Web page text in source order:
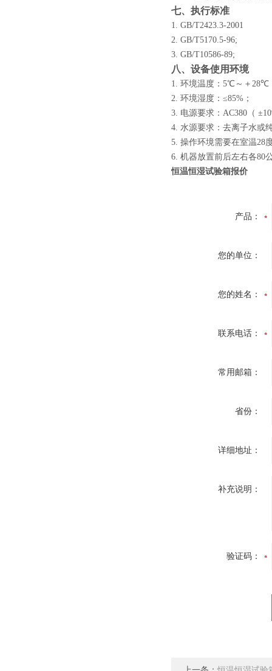
七、执行标准
1. GB/T2423.3-2001
2. GB/T5170.5-96;
3. GB/T10586-89;
八、设备使用环境
1. 环境温度：5℃～＋ 28℃
2. 环境湿度：≤85% ；
3. 电源要求：AC380（ ±
4. 水源要求：去离子水或
5. 操作环境需要在室温28
6. 机器放置前后左右各80
恒温恒湿试验箱报价
产品：
您的单位：
您的姓名：
联系电话：
常用邮箱：
省份：
详细地址：
补充说明：
验证码：